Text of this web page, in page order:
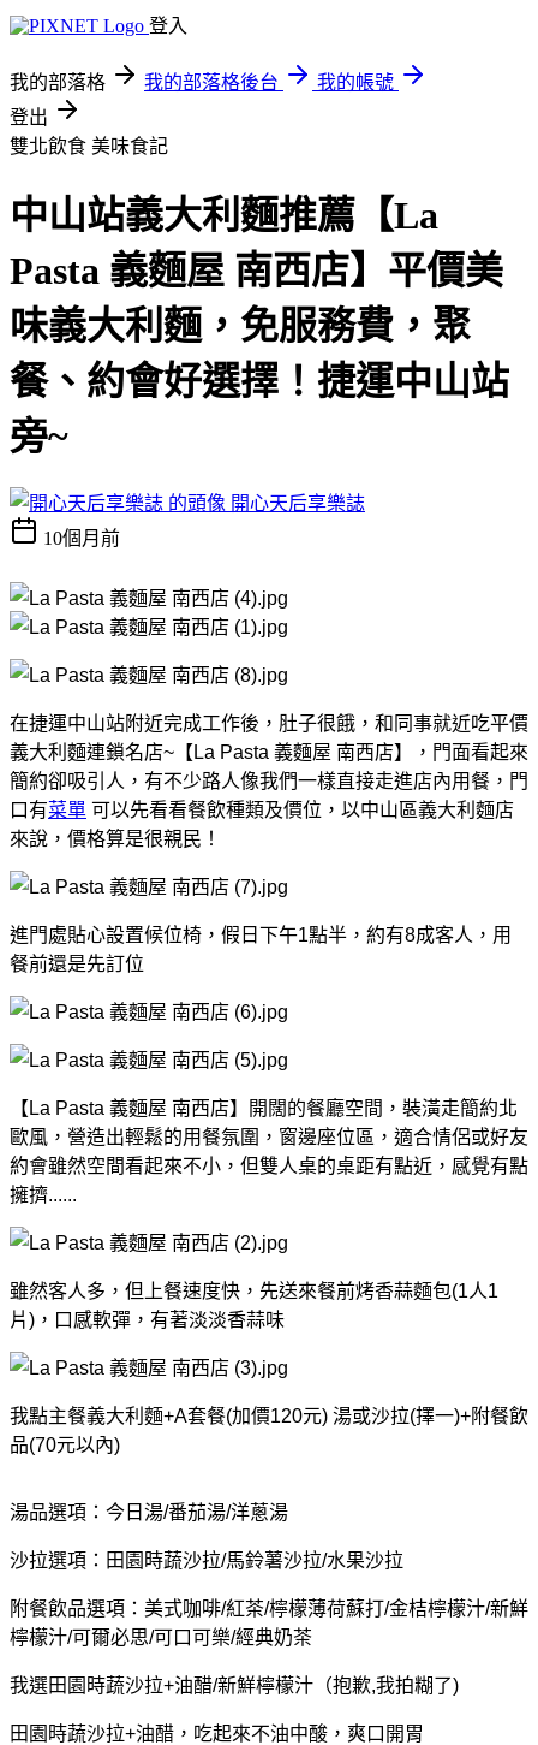
登入
我的部落格 我的部落格後台
我的帳號
登出
雙北飲食 美味食記
中山站義大利麵推薦【La
Pasta 義麵屋 南西店】平價美
味義大利麵，免服務費，聚
餐、約會好選擇！捷運中山站
旁~
開心天后享樂誌
10個月前
在捷運中山站附近完成工作後，肚子很餓，和同事就近吃平價
義大利麵連鎖名店~【La Pasta 義麵屋 南西店】，門面看起來
簡約卻吸引人，有不少路人像我們一樣直接走進店內用餐，門
口有菜單 可以先看看餐飲種類及價位，以中山區義大利麵店
來說，價格算是很親民！
進門處貼心設置候位椅，假日下午1點半，約有8成客人，用
餐前還是先訂位
【La Pasta 義麵屋 南西店】開闊的餐廳空間，裝潢走簡約北
歐風，營造出輕鬆的用餐氛圍，窗邊座位區，適合情侶或好友
約會雖然空間看起來不小，但雙人桌的桌距有點近，感覺有點
擁擠......
雖然客人多，但上餐速度快，先送來餐前烤香蒜麵包(1人1
片)，口感軟彈，有著淡淡香蒜味
我點主餐義大利麵+A套餐(加價120元) 湯或沙拉(擇一)+附餐飲
品(70元以內)
湯品選項：今日湯/番茄湯/洋蔥湯
沙拉選項：田園時蔬沙拉/馬鈴薯沙拉/水果沙拉
附餐飲品選項：美式咖啡/紅茶/檸檬薄荷蘇打/金桔檸檬汁/新鮮
檸檬汁/可爾必思/可口可樂/經典奶茶
我選田園時蔬沙拉+油醋/新鮮檸檬汁（抱歉,我拍糊了)
田園時蔬沙拉+油醋，吃起來不油中酸，爽口開胃